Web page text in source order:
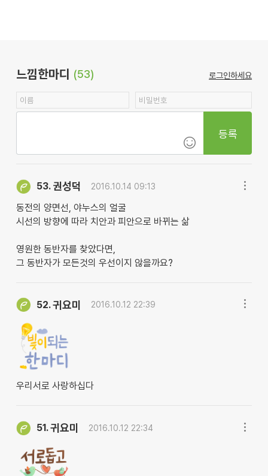
느낌한마디 (53) 로그인하세요
등록
53. 권성덕 2016.10.14 09:13
동전의 양면선, 야누스의 얼굴
시선의 방향에 따라 치안과 피안으로 바뀌는 삶
영원한 동반자를 찾았다면,
그 동반자가 모든것의 우선이지 않을까요?
52.귀요미 2016.10.12 22:39
우리서로 사랑하십다
51.귀요미 2016.10.12 22:34